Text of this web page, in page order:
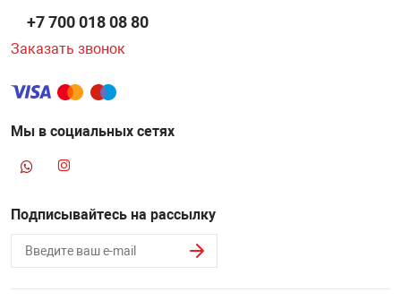
+7 700 018 08 80
Заказать звонок
Мы в социальных сетях
Подписывайтесь на рассылку